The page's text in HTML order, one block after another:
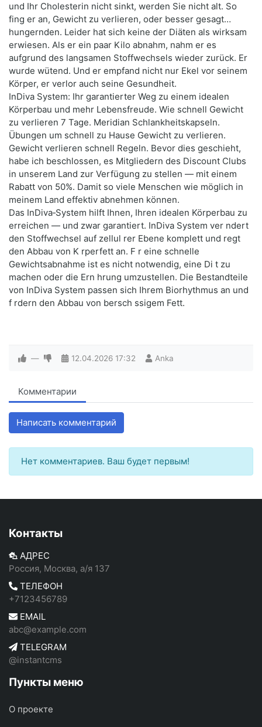
und Ihr Cholesterin nicht sinkt, werden Sie nicht alt. So
fing er an, Gewicht zu verlieren, oder besser gesagt…
hungernden. Leider hat sich keine der Diäten als wirksam
erwiesen. Als er ein paar Kilo abnahm, nahm er es
aufgrund des langsamen Stoffwechsels wieder zurück. Er
wurde wütend. Und er empfand nicht nur Ekel vor seinem
Körper, er verlor auch seine Gesundheit.
InDiva System: Ihr garantierter Weg zu einem idealen
Körperbau und mehr Lebensfreude. Wie schnell Gewicht
zu verlieren 7 Tage. Meridian Schlankheitskapseln.
Übungen um schnell zu Hause Gewicht zu verlieren.
Gewicht verlieren schnell Regeln. Bevor dies geschieht,
habe ich beschlossen, es Mitgliedern des Discount Clubs
in unserem Land zur Verfügung zu stellen — mit einem
Rabatt von 50%. Damit so viele Menschen wie möglich in
meinem Land effektiv abnehmen können.
Das InDiva‑System hilft Ihnen, Ihren idealen Körperbau zu
erreichen — und zwar garantiert. InDiva System ver ndert
den Stoffwechsel auf zellul rer Ebene komplett und regt
den Abbau von K rperfett an. F r eine schnelle
Gewichtsabnahme ist es nicht notwendig, eine Di t zu
machen oder die Ern hrung umzustellen. Die Bestandteile
von InDiva System passen sich Ihrem Biorhythmus an und
f rdern den Abbau von bersch ssigem Fett.
— 12.04.2026 17:32 Anka
Комментарии
Написать комментарий
Нет комментариев. Ваш будет первым!
Контакты
АДРЕС
Россия, Москва, а/я 137
ТЕЛЕФОН
+7123456789
EMAIL
abc@example.com
TELEGRAM
@instantcms
Пункты меню
О проекте